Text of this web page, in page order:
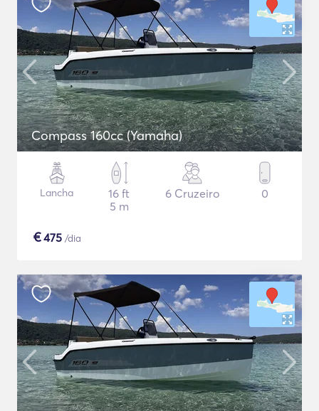
Compass 160cc (Yamaha)
Lancha
16 ft
5 m
6 Cruzeiro 0
€475 /dia